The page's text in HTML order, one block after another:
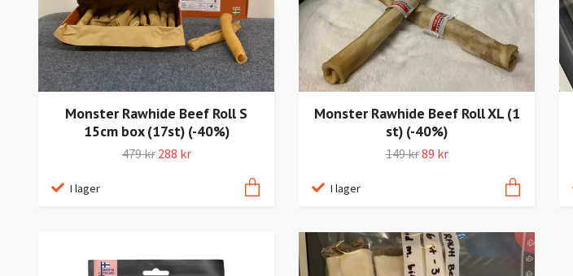
Monster Rawhide Beef Roll S
15cm box (17st) (-40%)
479 kr 288 kr
I lager
Monster Rawhide Beef Roll XL (1
st) (-40%)
149 kr89 kr
I lager